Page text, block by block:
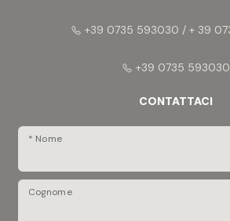
+39 0735 593030 / + 39
+39 0735 593030
CONTATTACI
* Nome
Cognome